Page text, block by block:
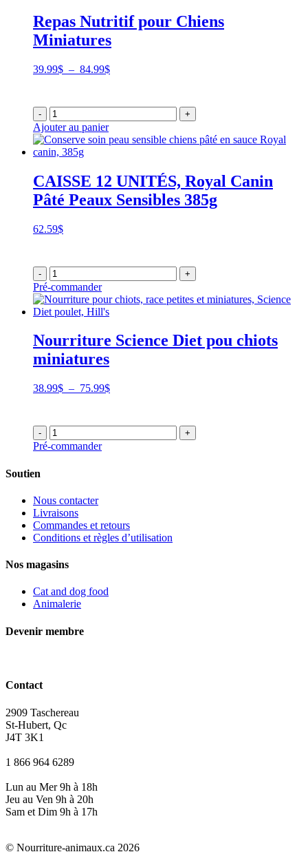
Repas Nutritif pour Chiens
Miniatures
39.99$ – 84.99$Plage
39.99$
à
- +
Ajouter au panier
CAISSE 12 UNITÉS, Royal Canin
Pâté Peaux Sensibles 385g
62.59$
- +
Pré-commander
Nourriture Science Diet pou chiots
miniatures
38.99$ – 75.99$Plage
38.99$
à
- +
Pré-commander
Soutien
Nous contacter
Livraisons
Commandes et retours
Conditions et règles d’utilisation
Nos magasins
Cat and dog food
Animalerie
Devenir membre
Contact
2909 Taschereau
St-Hubert, Qc
J4T 3K1
1 866 964 6289
Lun au Mer 9h à 18h
Jeu au Ven 9h à 20h
Sam et Dim 9h à 17h
© Nourriture-animaux.ca 2026